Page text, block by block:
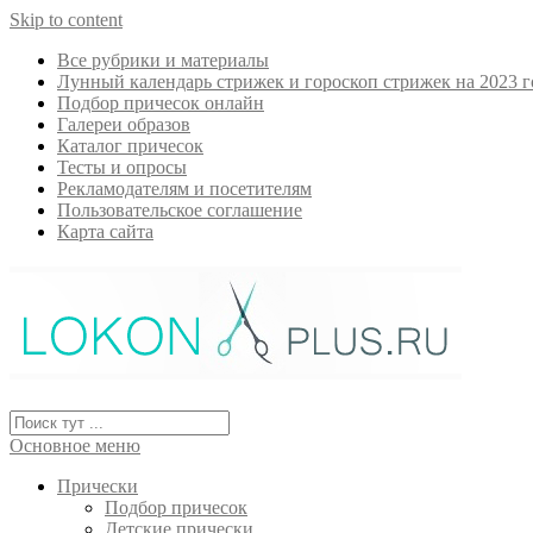
Skip to content
Все рубрики и материалы
Лунный календарь стрижек и гороскоп стрижек на 2023
Подбор причесок онлайн
Галереи образов
Каталог причесок
Тесты и опросы
Рекламодателям и посетителям
Пользовательское соглашение
Карта сайта
Основное меню
Прически
Подбор причесок
Детские прически